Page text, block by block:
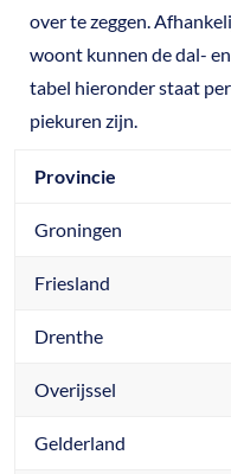
over te zeggen.
woont kunnen de dal-
tabel hieronder staat
piekuren zijn.
Provincie
Groningen
Friesland
Drenthe
Overijssel
Gelderland